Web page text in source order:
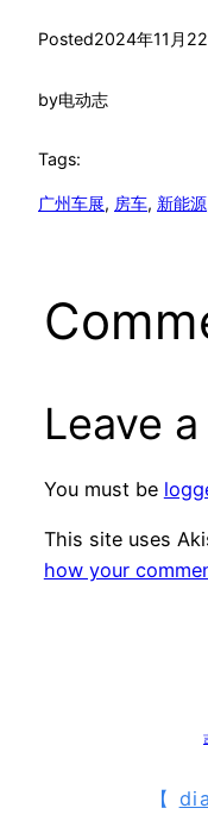
Posted2024年11月
by电动志
Tags:
广州车展, 房车, 新能源
Leave
You must be
This site uses
how your
【